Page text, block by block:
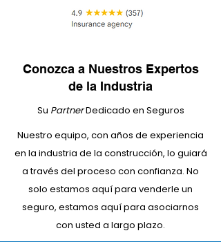
Conozca a Nuestros Expertos
de la Industria
Su PartnerDedicado en Seguros
Nuestro equipo, con años de experiencia
en la industria de la construcción, lo guiará
a través del proceso con confianza. No
solo estamos aquí para venderle un
seguro, estamos aquí para asociarnos
con usted a largo plazo.